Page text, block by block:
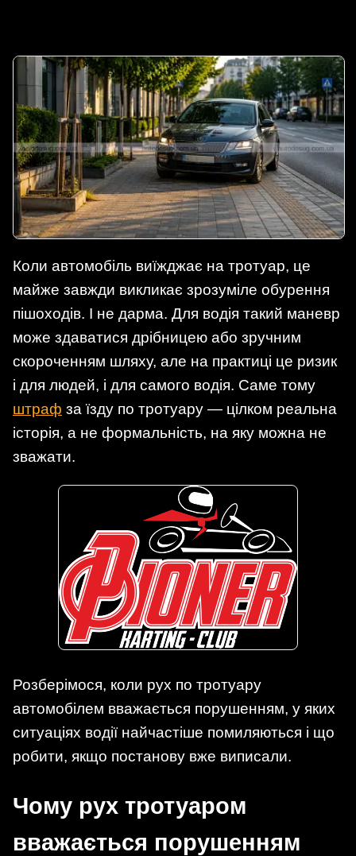
Коли автомобіль виїжджає на тротуар, це
майже завжди викликає зрозуміле обурення
пішоходів. І не дарма. Для водія такий маневр
може здаватися дрібницею або зручним
скороченням шляху, але на практиці це ризик
і для людей, і для самого водія. Саме тому
штраф за їзду по тротуару — цілком реальна
історія, а не формальність, на яку можна не
зважати.
Розберімося, коли рух по тротуару
автомобілем вважається порушенням, у яких
ситуаціях водії найчастіше помиляються і що
робити, якщо постанову вже виписали.
Чому рух тротуаром
вважається порушенням